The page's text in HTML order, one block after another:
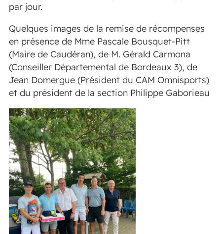
par jour.
Quelques images de la remise de récompenses
en présence de Mme Pascale Bousquet-Pitt
(Maire de Caudéran), de M. Gérald Carmona
(Conseiller Départemental de Bordeaux 3), de
Jean Domergue (Président du CAM Omnisports)
et du président de la section Philippe Gaborieau